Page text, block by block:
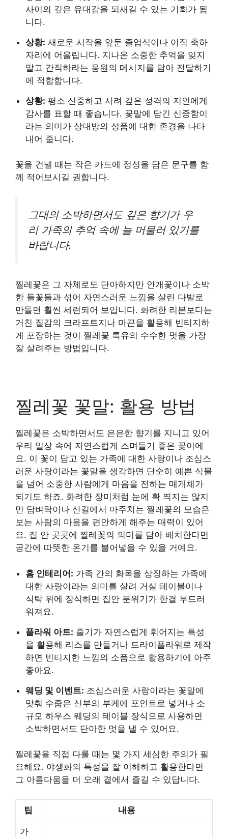
사이의 깊은 유대감을 되새길 수 있는 기회가 됩
니다.
상황: 새로운 시작을 앞둔 졸업식이나 이직 축하
자리에 어울립니다. 지나온 소중한 추억을 잊지
말고 간직하라는 응원의 메시지를 담아 전달하기
에 적합합니다.
상황: 평소 신중하고 사려 깊은 성격의 지인에게
감사를 표할 때 좋습니다. 꽃말에 담긴 신중함이
라는 의미가 상대방의 성품에 대한 존경을 나타
내어 줍니다.
꽃을 건넬 때는 작은 카드에 정성을 담은 문구를 함
께 적어보시길 권합니다.
그대의 소박하면서도 깊은 향기가 우
리 가족의 추억 속에 늘 머물러 있기를
바랍니다.
찔레꽃은 그 자체로도 단아하지만 안개꽃이나 소박
한 들꽃들과 섞어 자연스러운 느낌을 살린 다발로
만들면 훨씬 세련되어 보입니다. 화려한 리본보다는
거친 질감의 크라프트지나 마끈을 활용해 빈티지하
게 포장하는 것이 찔레꽃 특유의 수수한 멋을 가장
잘 살려주는 방법입니다.
찔레꽃 꽃말: 활용 방법
찔레꽃은 소박하면서도 은은한 향기를 지니고 있어
우리 일상 속에 자연스럽게 스며들기 좋은 꽃이에
요. 이 꽃이 담고 있는 가족에 대한 사랑이나 조심스
러운 사랑이라는 꽃말을 생각하면 단순히 예쁜 식물
을 넘어 소중한 사람에게 마음을 전하는 매개체가
되기도 하죠. 화려한 장미처럼 눈에 확 띄지는 않지
만 담벼락이나 산길에서 마주치는 찔레꽃의 모습은
보는 사람의 마음을 편안하게 해주는 매력이 있어
요. 집 안 곳곳에 찔레꽃의 의미를 담아 배치한다면
공간에 따뜻한 온기를 불어넣을 수 있을 거예요.
홈 인테리어: 가족 간의 화목을 상징하는 가족에
대한 사랑이라는 의미를 살려 거실 테이블이나
식탁 위에 장식하면 집안 분위기가 한결 부드러
워져요.
플라워 아트: 줄기가 자연스럽게 휘어지는 특성
을 활용해 리스를 만들거나 드라이플라워로 제작
하면 빈티지한 느낌의 소품으로 활용하기에 아주
좋아요.
웨딩 및 이벤트: 조심스러운 사랑이라는 꽃말에
맞춰 수줍은 신부의 부케에 포인트로 넣거나 소
규모 하우스 웨딩의 테이블 장식으로 사용하면
소박하면서도 단아한 멋을 낼 수 있어요.
찔레꽃을 직접 다룰 때는 몇 가지 세심한 주의가 필
요해요. 야생화의 특성을 잘 이해하고 활용한다면
그 아름다움을 더 오래 곁에서 즐길 수 있답니다.
팁 내용
가